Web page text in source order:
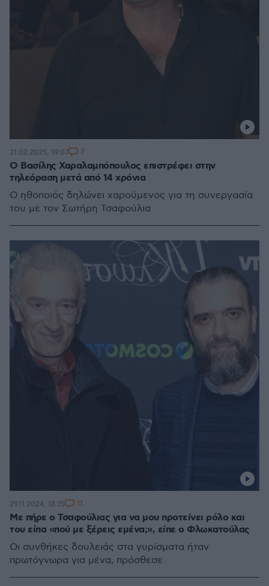
Ο Βασίλης Χαραλαμπόπουλος επιστρέφει στην
τηλεόραση μετά από 14 χρόνια
Ο ηθοποιός δηλώνει χαρούμενος για τη συνεργασία
του με τον Σωτήρη Τσαφούλια
21.02.2025, 19:07 7
Με πήρε ο Τσαφούλιας για να μου προτείνει ρόλο και
του είπα «πού με ξέρεις εμένα;», είπε ο Φλωκατούλας
Οι συνθήκες δουλειάς στα γυρίσματα ήταν
πρωτόγνωρα για μένα, πρόσθεσε
29.11.2024, 18:15 11